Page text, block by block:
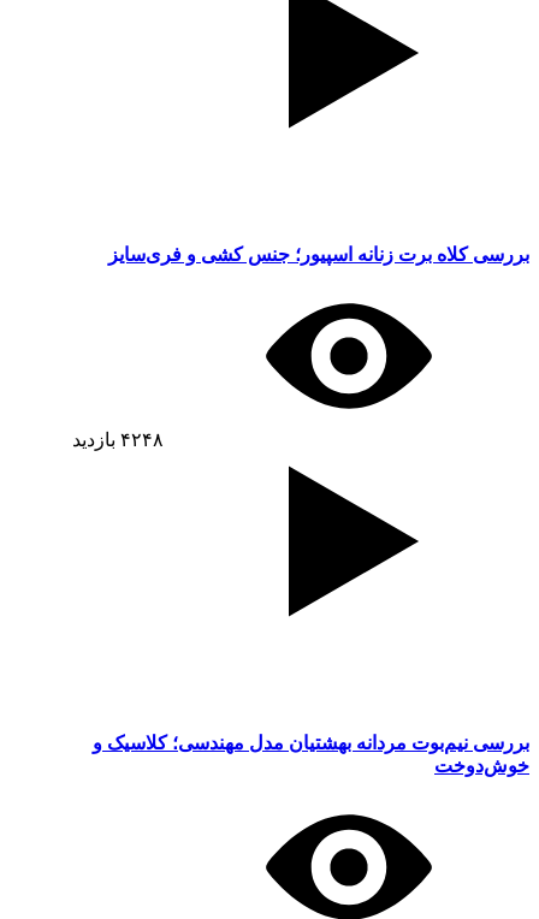
بررسی کلاه برت زنانه اسپیور؛ جنس کشی و فری‌سایز
۴۲۴۸ بازدید
بررسی نیم‌بوت مردانه بهشتیان مدل مهندسی؛ کلاسیک و
خوش‌دوخت